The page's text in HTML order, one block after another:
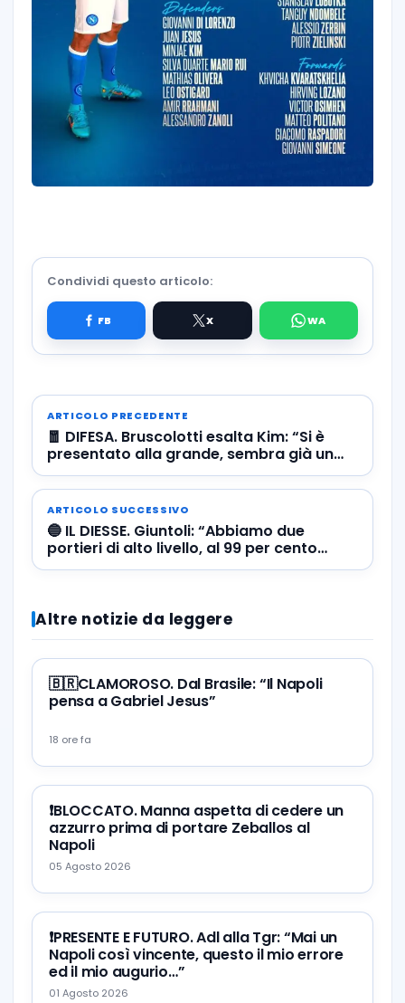
Condividi questo articolo:
ARTICOLO PRECEDENTE
🧧 DIFESA. Bruscolotti esalta Kim: “Si è
presentato alla grande, sembra già un
veterano”
ARTICOLO SUCCESSIVO
🔵 IL DIESSE. Giuntoli: “Abbiamo due
portieri di alto livello, al 99 per cento
restiamo così”
Altre notizie da leggere
🇧🇷CLAMOROSO. Dal Brasile: “Il Napoli
pensa a Gabriel Jesus”
18 ore fa
❗️BLOCCATO. Manna aspetta di cedere un
azzurro prima di portare Zeballos al
Napoli
05 Agosto 2026
❗️PRESENTE E FUTURO. Adl alla Tgr: “Mai un
Napoli così vincente, questo il mio errore
ed il mio augurio…”
01 Agosto 2026